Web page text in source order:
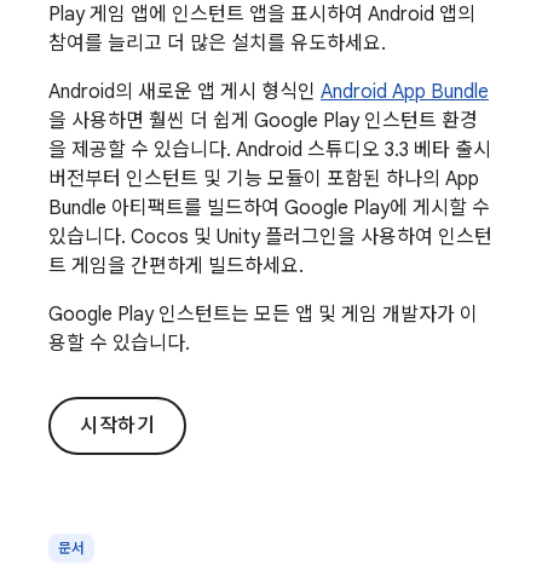
Play 게임 앱에 인스턴트 앱을 표시하여 Android 앱의
참여를 늘리고 더 많은 설치를 유도하세요.
Android의 새로운 앱 게시 형식인 Android App Bundle
을 사용하면 훨씬 더 쉽게 Google Play 인스턴트 환경
을 제공할 수 있습니다. Android 스튜디오 3.3 베타 출시
버전부터 인스턴트 및 기능 모듈이 포함된 하나의 App
Bundle 아티팩트를 빌드하여 Google Play에 게시할 수
있습니다. Cocos 및 Unity 플러그인을 사용하여 인스턴
트 게임을 간편하게 빌드하세요.
Google Play 인스턴트는 모든 앱 및 게임 개발자가 이
용할 수 있습니다.
시작하기
문서